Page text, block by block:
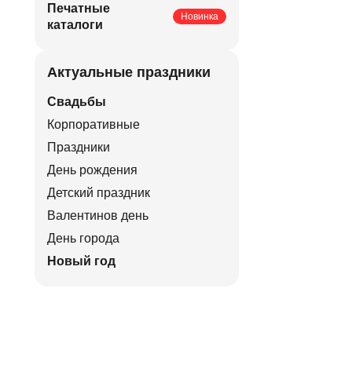
Печатные
каталоги
Новинка
Актуальные праздники
Свадьбы
Корпоративные
Праздники
День рождения
Детский праздник
Валентинов день
День города
Новый год